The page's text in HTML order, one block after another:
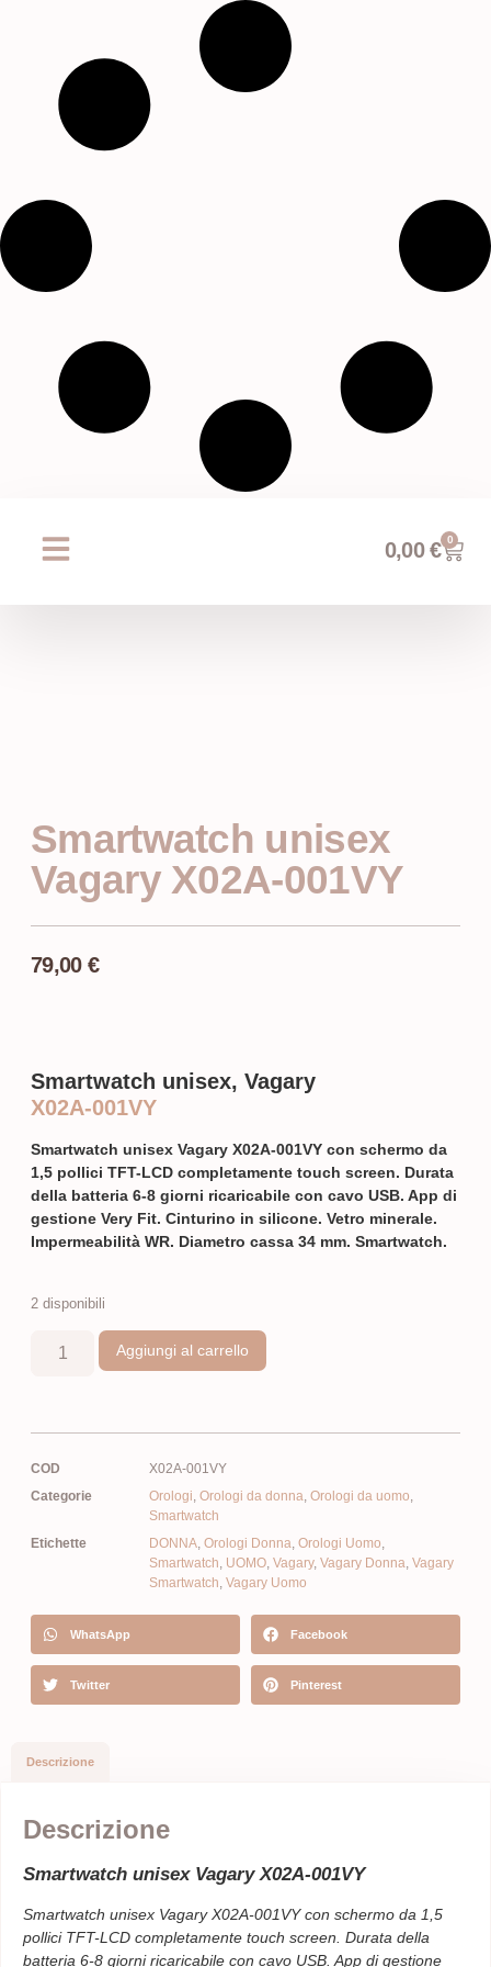
0,00€ 0
Smartwatch unisex
Vagary X02A-001VY
79,00 €
Smartwatch unisex, Vagary
X02A-001VY
Smartwatch unisex Vagary X02A-001VY con schermo da
1,5 pollici TFT-LCD completamente touch screen. Durata
della batteria 6-8 giorni ricaricabile con cavo USB. App di
gestione Very Fit. Cinturino in silicone. Vetro minerale.
Impermeabilità WR. Diametro cassa 34 mm. Smartwatch.
2 disponibili
Aggiungi al carrello
COD
X02A-001VY
Categorie
Orologi, Orologi da donna, Orologi da uomo,
Smartwatch
Etichette
DONNA, Orologi Donna, Orologi Uomo,
Smartwatch, UOMO, Vagary, Vagary Donna, Vagary
Smartwatch, Vagary Uomo
WhatsApp Facebook
Twitter Pinterest
Descrizione
Descrizione
Smartwatch unisex Vagary X02A-001VY
Smartwatch unisex Vagary X02A-001VYcon schermo da 1,5
pollici TFT-LCD completamente touch screen. Durata della
batteria 6-8 giorni ricaricabile con cavo USB. App di gestione